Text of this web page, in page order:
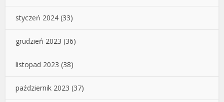
styczeń 2024 (33)
grudzień 2023 (36)
listopad 2023 (38)
październik 2023 (37)